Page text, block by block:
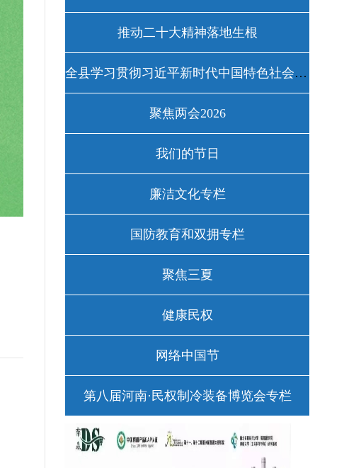
推动二十大精神落地生根
全县学习贯彻习近平新时代中国特色社会主义思想主题教育工作专栏
聚焦两会2026
我们的节日
廉洁文化专栏
国防教育和双拥专栏
聚焦三夏
健康民权
网络中国节
第八届河南·民权制冷装备博览会专栏